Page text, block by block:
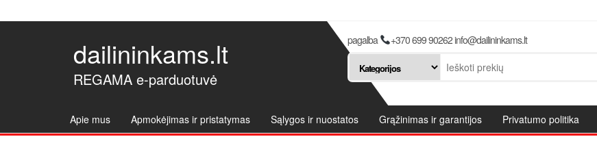
dailininkams.lt
REGAMA e-parduotuvė
pagalba +370 699 90262 info@dailininkams.lt
Apie mus Apmokėjimas ir pristatymas Sąlygos ir nuostatos Grąžinimas ir garantijos Privatumo politika